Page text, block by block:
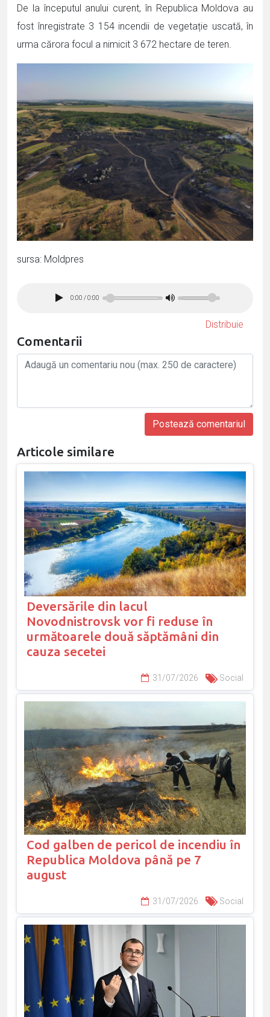
De la începutul anului curent, în Republica Moldova au
fost înregistrate 3 154 incendii de vegetație uscată, în
urma cărora focul a nimicit 3 672 hectare de teren.
sursa: Moldpres
0:00 /0:00
Distribuie
Comentarii
Articole similare
Deversările din lacul
Novodnistrovsk vor fi reduse în
următoarele două săptămâni din
cauza secetei
31/07/2026 Social
Cod galben de pericol de incendiu în
Republica Moldova până pe 7
august
31/07/2026 Social